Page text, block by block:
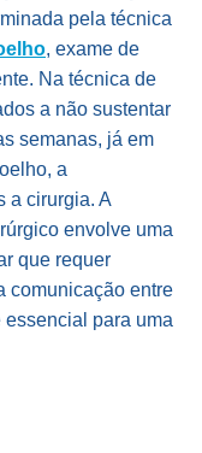
pela técnica
, exame de
Na técnica de
a não sustentar
semanas, já em
a
a cirurgia. A
envolve uma
que requer
comunicação entre
para uma